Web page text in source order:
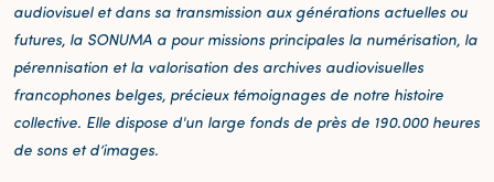
audiovisuel et dans sa transmission aux générations actuelles ou
futures, la SONUMA a pour missions principales la numérisation, la
pérennisation et la valorisation des archives audiovisuelles
francophones belges, précieux témoignages de notre histoire
collective. Elle dispose d'un large fonds de près de 190.000 heures
de sons et d’images.